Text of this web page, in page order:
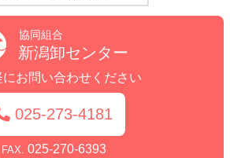
協同組合
新潟卸センター
にお問い合わせください
025-273-4181
FAX. 025-270-6393